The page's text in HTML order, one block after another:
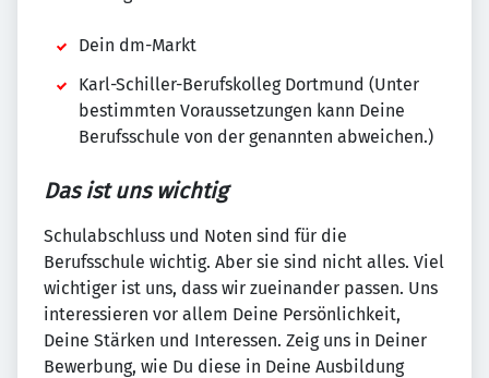
Dein dm-Markt
Karl-Schiller-Berufskolleg Dortmund (Unter
bestimmten Voraussetzungen kann Deine
Berufsschule von der genannten abweichen.)
Das ist uns wichtig
Schulabschluss und Noten sind für die
Berufsschule wichtig. Aber sie sind nicht alles. Viel
wichtiger ist uns, dass wir zueinander passen. Uns
interessieren vor allem Deine Persönlichkeit,
Deine Stärken und Interessen. Zeig uns in Deiner
Bewerbung, wie Du diese in Deine Ausbildung